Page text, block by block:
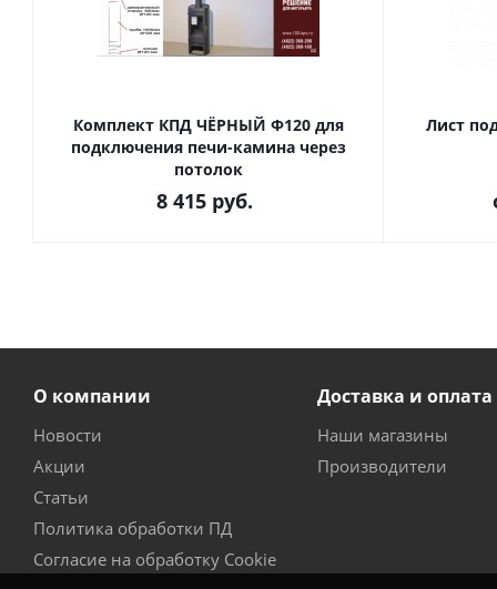
Комплект КПД ЧЁРНЫЙ Ф120 для
подключения печи-камина через
потолок
8 415 руб.
Лист
О компании
Новости
Акции
Статьи
Политика обработки ПД
Согласие на обработку Cookie
Доставка и оплата
Наши магазины
Производители